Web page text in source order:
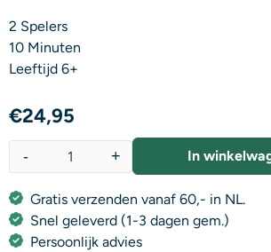
2 Spelers
10 Minuten
Leeftijd 6+
€24,95
+
- In
Gratis verzenden vanaf 60,- in NL.
Snel geleverd (1-3 dagen gem.)
Persoonlijk advies